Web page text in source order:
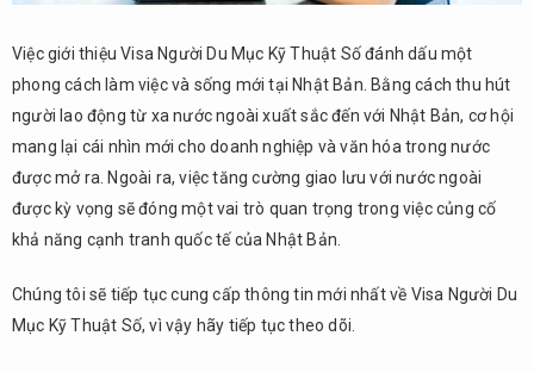
Việc giới thiệu Visa Người Du Mục Kỹ Thuật Số đánh dấu một
phong cách làm việc và sống mới tại Nhật Bản. Bằng cách thu hút
người lao động từ xa nước ngoài xuất sắc đến với Nhật Bản, cơ hội
mang lại cái nhìn mới cho doanh nghiệp và văn hóa trong nước
được mở ra. Ngoài ra, việc tăng cường giao lưu với nước ngoài
được kỳ vọng sẽ đóng một vai trò quan trọng trong việc củng cố
khả năng cạnh tranh quốc tế của Nhật Bản.
Chúng tôi sẽ tiếp tục cung cấp thông tin mới nhất về Visa Người Du
Mục Kỹ Thuật Số, vì vậy hãy tiếp tục theo dõi.